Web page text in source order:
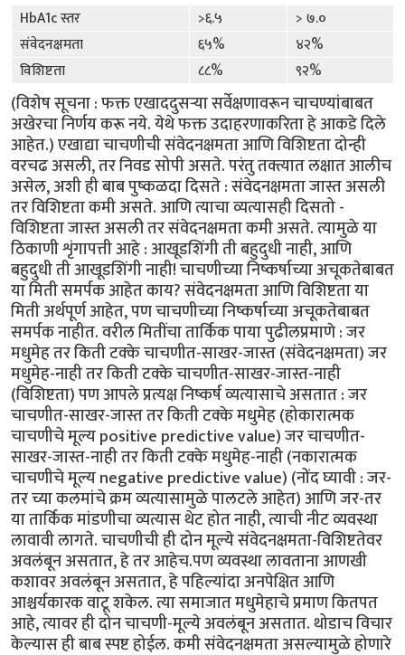
HbA1c स्तर >६.५
> ७.०
संवेदनक्षमता
६५%
४२%
विशिष्टता
८८% ९२%
(विशेष सूचना : फक्त एखाददुसर्‍या सर्वेक्षणावरून चाचण्यांबाबत
अखेरचा निर्णय करू नये. येथे फक्त उदाहरणाकरिता हे आकडे दिले
आहेत.) एखाद्या चाचणीची संवेदनक्षमता आणि विशिष्टता दोन्ही
वरचढ असली, तर निवड सोपी असते. परंतु तक्त्यात लक्षात आलीच
असेल, अशी ही बाब पुष्कळदा दिसते : संवेदनक्षमता जास्त असली
तर विशिष्टता कमी असते. आणि त्याचा व्यत्यासही दिसतो -
विशिष्टता जास्त असली तर संवेदनक्षमता कमी असते. त्यामुळे या
ठिकाणी शृंगापत्ती आहे : आखूडशिंगी ती बहुदुधी नाही, आणि
बहुदुधी ती आखूडशिंगी नाही! चाचणीच्या निष्कर्षाच्या अचूकतेबाबत
या मिती समर्पक आहेत काय? संवेदनक्षमता आणि विशिष्टता या
मिती अर्थपूर्ण आहेत, पण चाचणीच्या निष्कर्षाच्या अचूकतेबाबत
समर्पक नाहीत. वरील मितींचा तार्किक पाया पुढीलप्रमाणे : जर
मधुमेह तर किती टक्के चाचणीत-साखर-जास्त (संवेदनक्षमता) जर
मधुमेह-नाही तर किती टक्के चाचणीत-साखर-जास्त-नाही
(विशिष्टता) पण आपले प्रत्यक्ष निष्कर्ष व्यत्यासाचे असतात : जर
चाचणीत-साखर-जास्त तर किती टक्के मधुमेह (होकारात्मक
चाचणीचे मूल्य positive predictive value) जर चाचणीत-
साखर-जास्त-नाही तर किती टक्के मधुमेह-नाही (नकारात्मक
चाचणीचे मूल्य negative predictive value) (नोंद घ्यावी : जर-
तर च्या कलमांचे क्रम व्यत्यासामुळे पालटले आहेत) आणि जर-तर
या तार्किक मांडणीचा व्यत्यास थेट होत नाही, त्याची नीट व्यवस्था
लावावी लागते. चाचणीची ही दोन मूल्ये संवेदनक्षमता-विशिष्टतेवर
अवलंबून असतात, हे तर आहेच.पण व्यवस्था लावताना आणखी
कशावर अवलंबून असतात, हे पहिल्यांदा अनपेक्षित आणि
आश्चर्यकारक वाटू शकेल. त्या समाजात मधुमेहाचे प्रमाण कितपत
आहे, त्यावर ही दोन चाचणी-मूल्ये अवलंबून असतात. थोडाच विचार
केल्यास ही बाब स्पष्ट होईल. कमी संवेदनक्षमता असल्यामुळे होणारे